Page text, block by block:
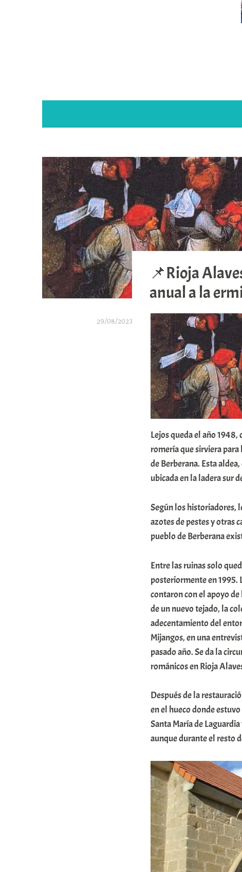
📌Rioja
anual a la
29/08/2023
Lejos queda el año
romería que sirviera
de Berberana. Esta
ubicada en la ladera sur
Según los historiadores,
azotes de pestes y otras
pueblo de Berberana
Entre las ruinas solo
posteriormente en 1995.
contaron con el apoyo
de un nuevo tejado, la
adecentamiento del
Mijangos, en una
pasado año. Se da la
románicos en Rioja
Después de la
en el hueco donde
Santa María de
aunque durante el resto